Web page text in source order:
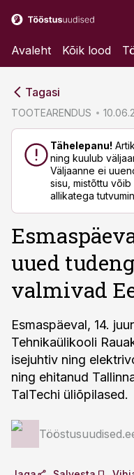
Avaleht Kõik lood
Tagasi
TOOTEARENDUS
Tähelepanu!
ning kuulub
Väljaanne ei
sisu, mistõttu
allikatega
uued
valmivad
Esmaspäeval, 14.
Tehnikaülikooli
isejuhtiv ning
ning ehitanud
TalTechi üliõpilased.